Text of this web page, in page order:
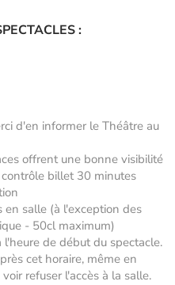
:
d'en informer le Théâtre au
offrent une bonne visibilité
billet 30 minutes
en salle (à l'exception des
- 50cl maximum)
de début du spectacle.
cet horaire, même en
refuser l'accès à la salle.